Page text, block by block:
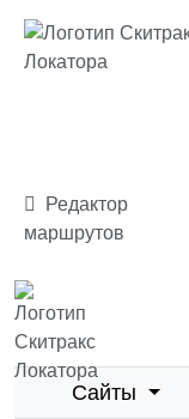
Редактор
маршрутов
Сайты